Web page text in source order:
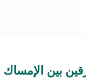
بين الإمساك